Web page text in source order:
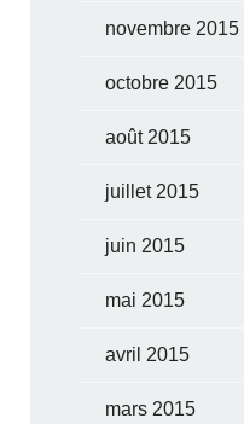
novembre 2015
octobre 2015
août 2015
juillet 2015
juin 2015
mai 2015
avril 2015
mars 2015